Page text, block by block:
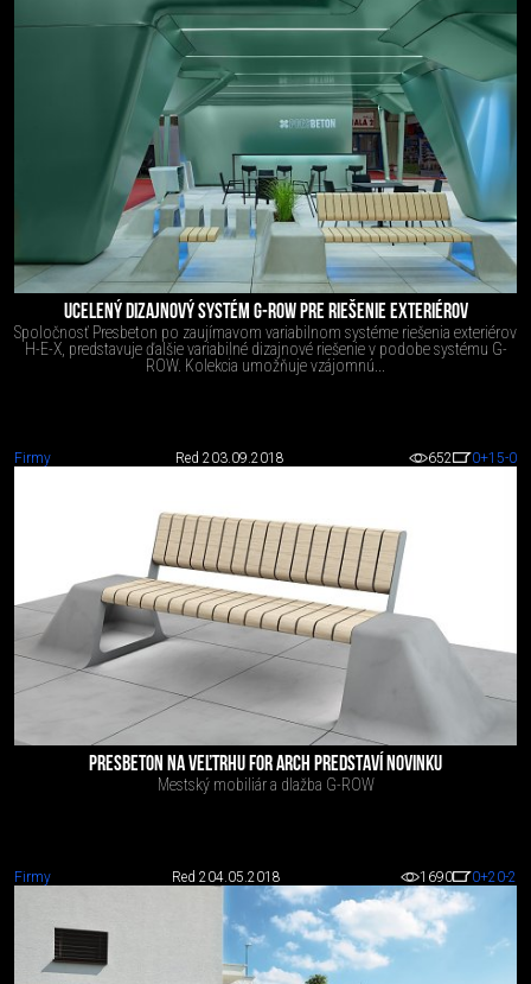
UCELENÝ DIZAJNOVÝ SYSTÉM G-ROW PRE RIEŠENIE EXTERIÉROV
Spoločnosť Presbeton po zaujímavom variabilnom systéme riešenia exteriérov
H-E-X, predstavuje ďalšie variabilné dizajnové riešenie v podobe systému G-
ROW. Kolekcia umožňuje vzájomnú...
Firmy Red 203.09.2018 652 0+15-0
PRESBETON NA VEĽTRHU FOR ARCH PREDSTAVÍ NOVINKU
Mestský mobiliár a dlažba G-ROW
Firmy Red 2 04.05.2018 1690 0+20-2